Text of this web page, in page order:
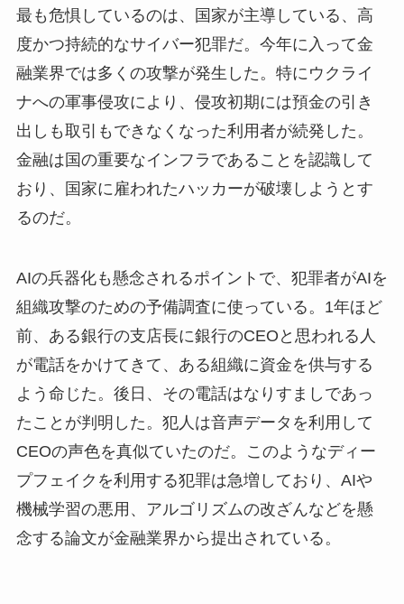
最も危惧しているのは、国家が主導している、高
度かつ持続的なサイバー犯罪だ。今年に入って金
融業界では多くの攻撃が発生した。特にウクライ
ナへの軍事侵攻により、侵攻初期には預金の引き
出しも取引もできなくなった利用者が続発した。
金融は国の重要なインフラであることを認識して
おり、国家に雇われたハッカーが破壊しようとす
るのだ。
AIの兵器化も懸念されるポイントで、犯罪者がAIを
組織攻撃のための予備調査に使っている。1年ほど
前、ある銀行の支店長に銀行のCEOと思われる人
が電話をかけてきて、ある組織に資金を供与する
よう命じた。後日、その電話はなりすましであっ
たことが判明した。犯人は音声データを利用して
CEOの声色を真似ていたのだ。このようなディー
プフェイクを利用する犯罪は急増しており、AIや
機械学習の悪用、アルゴリズムの改ざんなどを懸
念する論文が金融業界から提出されている。